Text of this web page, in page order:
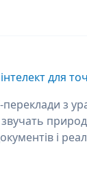
для
з
звучать
і